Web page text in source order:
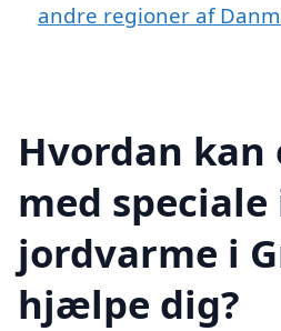
andre regioner af
Hvordan
med speciale
jordvarme i
hjælpe dig?